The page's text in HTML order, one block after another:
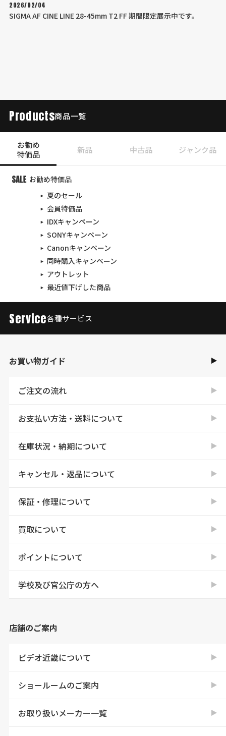
2026/02/04
SIGMA AF CINE LINE 28-45mm T2 FF 期間限定展示中です。
Products商品一覧
お勧め
特価品
新品 中古品 ジャンク品
お勧め特価品
夏のセール
会員特価品
IDXキャンペーン
SONYキャンペーン
Canonキャンペーン
同時購入キャンペーン
アウトレット
最近値下げした商品
Service各種サービス
お買い物ガイド
ご注文の流れ
お支払い方法・送料について
在庫状況・納期について
キャンセル・返品について
保証・修理について
買取について
ポイントについて
学校及び官公庁の方へ
店舗のご案内
ビデオ近畿について
ショールームのご案内
お取り扱いメーカー一覧